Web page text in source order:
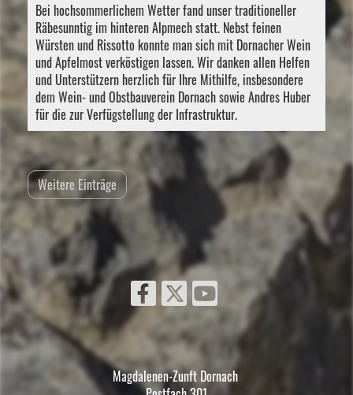
Bei hochsommerlichem Wetter fand unser traditioneller
Räbesunntig im hinteren Alpmech statt. Nebst feinen
Würsten und Rissotto konnte man sich mit Dornacher Wein
und Apfelmost verköstigen lassen. Wir danken allen Helfen
und Unterstützern herzlich für Ihre Mithilfe, insbesondere
dem Wein- und Obstbauverein Dornach sowie Andres Huber
für die zur Verfügstellung der Infrastruktur.
Weitere Einträge
Magdalenen-Zunft Dornach